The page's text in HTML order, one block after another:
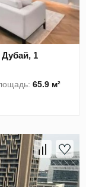
1
65.9 м²